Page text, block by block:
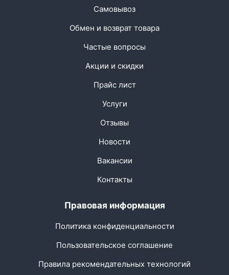
Самовывоз
Обмен и возврат товара
Частые вопросы
Акции и скидки
Прайс лист
Услуги
Отзывы
Новости
Вакансии
Контакты
Правовая информация
Политика конфиденциальности
Пользовательское соглашение
Правила рекомендательных технологий